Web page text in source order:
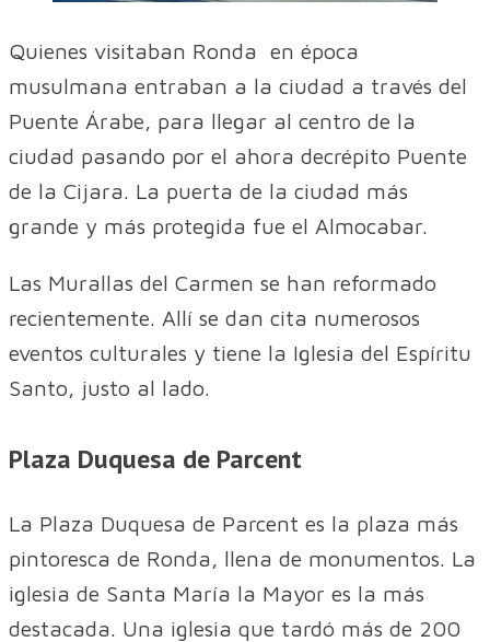
Quienes visitaban Ronda en época
musulmana entraban a la ciudad a través del
Puente Árabe, para llegar al centro de la
ciudad pasando por el ahora decrépito Puente
de la Cijara. La puerta de la ciudad más
grande y más protegida fue el Almocabar.
Las Murallas del Carmen se han reformado
recientemente. Allí se dan cita numerosos
eventos culturales y tiene la Iglesia del Espíritu
Santo, justo al lado.
Plaza Duquesa de Parcent
La Plaza Duquesa de Parcent es la plaza más
pintoresca de Ronda, llena de monumentos. La
iglesia de Santa María la Mayor es la más
destacada. Una iglesia que tardó más de 200